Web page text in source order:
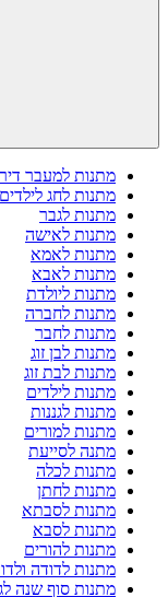
מתנות למעבר
מתנות לחג לילדים
מתנות לגבר
מתנות לאישה
מתנות לאמא
מתנות לאבא
מתנות ליולדת
מתנות לחברה
מתנות לחבר
מתנות לבן זוג
מתנות לבת זוג
מתנות לילדים
מתנות לגננות
מתנות למורים
מתנה לסייעת
מתנות לכלה
מתנות לחתן
מתנות לסבתא
מתנות לסבא
מתנות להורים
מתנות לדודה
מתנות סוף שנה